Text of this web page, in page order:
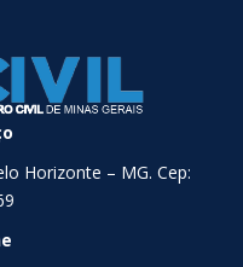
Horizonte – MG. Cep: